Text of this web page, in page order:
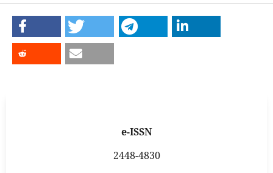
e-ISSN
2448-4830